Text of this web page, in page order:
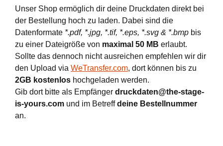
Unser Shop ermöglich dir deine Druckdaten direkt bei
der Bestellung hoch zu laden. Dabei sind die
Datenformate *.pdf, *.jpg, *.tif, *.eps, *.svg & *.bmp bis
zu einer Dateigröße von maximal 50 MB erlaubt.
Sollte das dennoch nicht ausreichen empfehlen wir dir
den Upload via WeTransfer.com, dort können bis zu
2GB kostenlos hochgeladen werden.
Gib dort bitte als Empfänger druckdaten@the-stage-
is-yours.com und im Betreffdeine Bestellnummer
an.